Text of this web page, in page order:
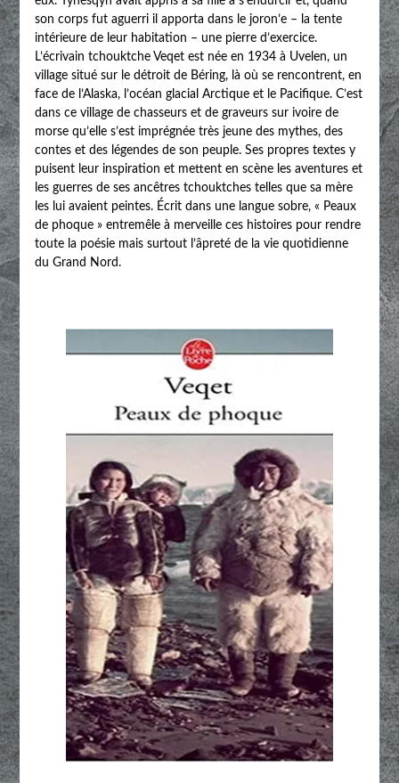
son corps fut aguerri il apporta dans le joron’e – la tente
intérieure de leur habitation – une pierre d’exercice.
L’écrivain tchouktche Veqet est née en 1934 à Uvelen, un
village situé sur le détroit de Béring, là où se rencontrent, en
face de l’Alaska, l’océan glacial Arctique et le Pacifique. C’est
dans ce village de chasseurs et de graveurs sur ivoire de
morse qu’elle s’est imprégnée très jeune des mythes, des
contes et des légendes de son peuple. Ses propres textes y
puisent leur inspiration et mettent en scène les aventures et
les guerres de ses ancêtres tchouktches telles que sa mère
les lui avaient peintes. Écrit dans une langue sobre, « Peaux
de phoque » entremêle à merveille ces histoires pour rendre
toute la poésie mais surtout l’âpreté de la vie quotidienne
du Grand Nord.